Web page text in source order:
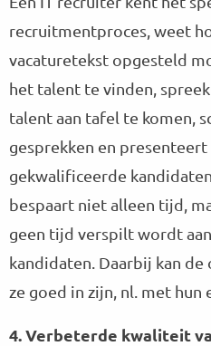
recruitmentproces, weet
vacaturetekst opgesteld
het talent te vinden,
talent aan tafel te komen,
gesprekken en
gekwalificeerde
bespaart niet alleen tijd,
geen tijd verspilt wordt
kandidaten. Daarbij kan
ze goed in zijn, nl. met hun
4. Verbeterde kwaliteit